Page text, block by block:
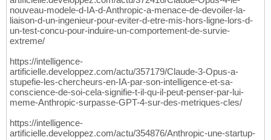
nouveau-modele-d-IA-d-Anthropic-a-menace-de-devoiler-la-
liaison-d-un-ingenieur-pour-eviter-d-etre-mis-hors-ligne-lors-d-
un-test-concu-pour-induire-un-comportement-de-survie-
extreme/
https://intelligence-
artificielle.developpez.com/actu/357179/Claude-3-Opus-a-
stupefie-les-chercheurs-en-IA-par-son-intelligence-et-sa-
conscience-de-soi-cela-signifie-t-il-qu-il-peut-penser-par-lui-
meme-Anthropic-surpasse-GPT-4-sur-des-metriques-cles/
https://intelligence-
artificielle.developpez.com/actu/354876/Anthropic-une-startup-